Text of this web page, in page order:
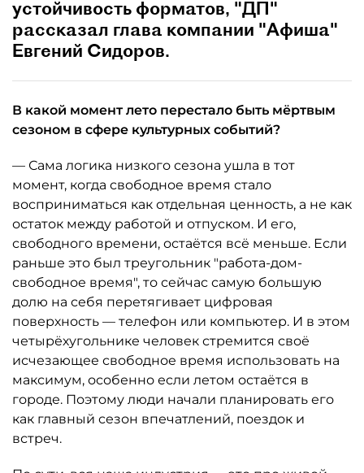
устойчивость форматов, "ДП"
рассказал глава компании "Афиша"
Евгений Сидоров.
В какой момент лето перестало быть мёртвым
сезоном в сфере культурных событий?
— Сама логика низкого сезона ушла в тот
момент, когда свободное время стало
восприниматься как отдельная ценность, а не как
остаток между работой и отпуском. И его,
свободного времени, остаётся всё меньше. Если
раньше это был треугольник "работа-дом-
свободное время", то сейчас самую большую
долю на себя перетягивает цифровая
поверхность — телефон или компьютер. И в этом
четырёхугольнике человек стремится своё
исчезающее свободное время использовать на
максимум, особенно если летом остаётся в
городе. Поэтому люди начали планировать его
как главный сезон впечатлений, поездок и
встреч.